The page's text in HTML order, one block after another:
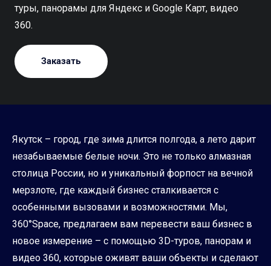
туры, панорамы для Яндекс и Google Карт, видео
360.
Заказать
Якутск – город, где зима длится полгода, а лето дарит
незабываемые белые ночи. Это не только алмазная
столица России, но и уникальный форпост на вечной
мерзлоте, где каждый бизнес сталкивается с
особенными вызовами и возможностями. Мы,
360°Space, предлагаем вам перевести ваш бизнес в
новое измерение – с помощью 3D-туров, панорам и
видео 360, которые оживят ваши объекты и сделают